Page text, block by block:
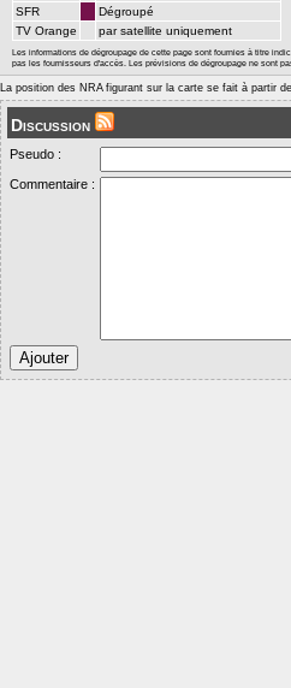
SFR
Dégroupé
TV Orange
par satellite uniquement
Les informations de dégroupage de cette page sont fournies à titre
pas les fournisseurs d'accès. Les prévisions de dégroupage ne sont
La position des NRA figurant sur la carte se fait à partir
Discussion
Pseudo :
Commentaire :